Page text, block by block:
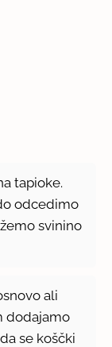
tapioke.
odcedimo
svinino
ali
dodajamo
se koščki